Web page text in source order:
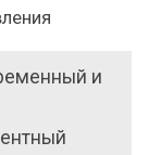
и